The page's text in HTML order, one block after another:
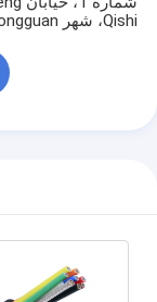
Qishi، شهر Dongguan، استان گوانگدونگ